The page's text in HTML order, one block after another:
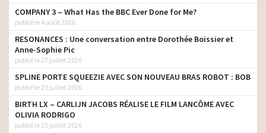
Croustipate – Ma pizzeria
à la maison
head tv prod
LVMH – À nous deux, Paris !head tv prod
Les métiers des services
Un monde à faire tourner
changent, le croustillant
reste
head tv prod
COMPANY 3 – What Has the BBC Ever Done for Me?
publié le 4 août 2026
RESONANCES : Une conversation entre Dorothée Boissier et
Anne-Sophie Pic
publié le 27 juillet 2026
SPLINE PORTE SQUEEZIE AVEC SON NOUVEAU BRAS ROBOT : BOB
publié le 23 juillet 2026
BIRTH LX – CARLIJN JACOBS RÉALISE LE FILM LANCÔME AVEC
OLIVIA RODRIGO
publié le 23 juillet 2026